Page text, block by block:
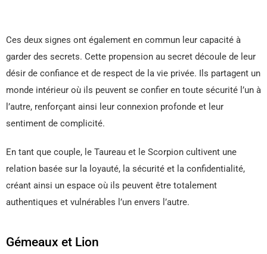
Ces deux signes ont également en commun leur capacité à
garder des secrets. Cette propension au secret découle de leur
désir de confiance et de respect de la vie privée. Ils partagent un
monde intérieur où ils peuvent se confier en toute sécurité l’un à
l’autre, renforçant ainsi leur connexion profonde et leur
sentiment de complicité.
En tant que couple, le Taureau et le Scorpion cultivent une
relation basée sur la loyauté, la sécurité et la confidentialité,
créant ainsi un espace où ils peuvent être totalement
authentiques et vulnérables l’un envers l’autre.
Gémeaux et Lion